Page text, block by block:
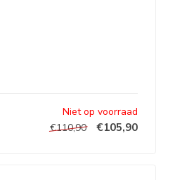
Niet op voorraad
€110,90
€105,90